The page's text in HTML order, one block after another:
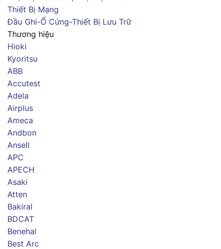
Thiết Bị Mạng
Đầu Ghi-Ổ Cứng-Thiết Bị Lưu Trữ
Thương hiệu
Hioki
Kyoritsu
ABB
Accutest
Adela
Airplus
Ameca
Andbon
Ansell
APC
APECH
Asaki
Atten
Bakiral
BDCAT
Benehal
Best Arc